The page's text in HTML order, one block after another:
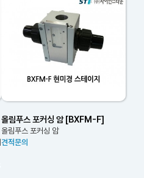
올림푸스 포커싱 암 [BXFM-F]
올림푸스 포커싱 암
견적문의